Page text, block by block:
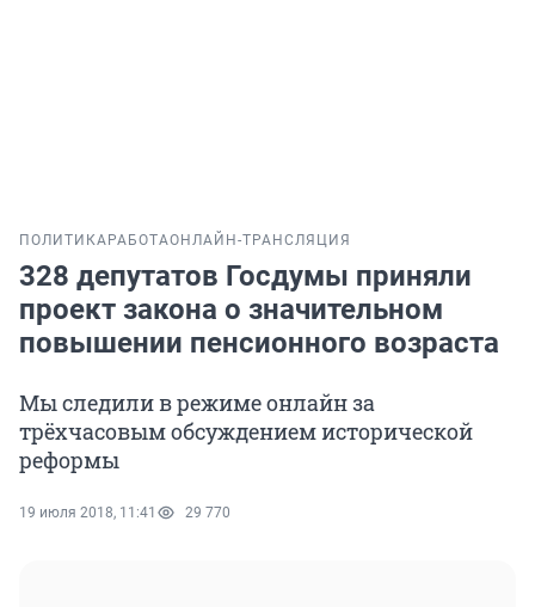
ПОЛИТИКА РАБОТАОНЛАЙН-ТРАНСЛЯЦИЯ
328 депутатов Госдумы приняли
проект закона о значительном
повышении пенсионного возраста
Мы следили в режиме онлайн за
трёхчасовым обсуждением исторической
реформы
19 июля 2018, 11:41 29 770